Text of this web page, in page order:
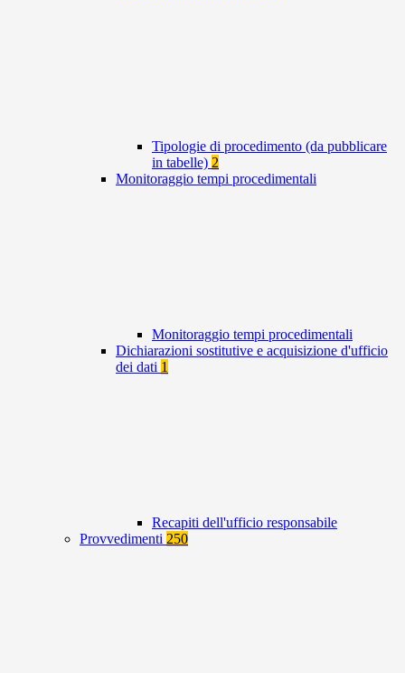
Tipologie di procedimento (da pubblicare
in tabelle) 2
Monitoraggio tempi procedimentali
Monitoraggio tempi procedimentali
Dichiarazioni sostitutive e acquisizione d'ufficio
dei dati 1
Recapiti dell'ufficio responsabile
Provvedimenti 250